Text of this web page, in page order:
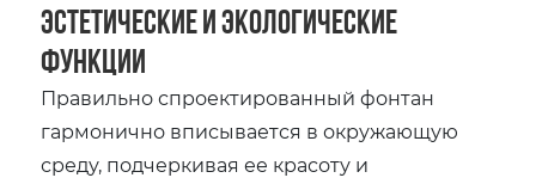
Эстетические и экологические
функции
Правильно спроектированный фонтан
гармонично вписывается в окружающую
среду‚ подчеркивая ее красоту и